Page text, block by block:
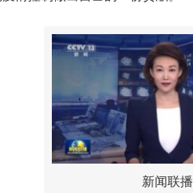
新闻联播